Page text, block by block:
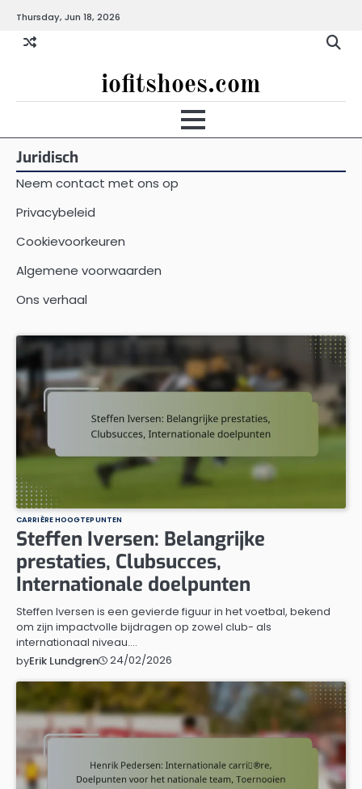
content
Thursday, Jun 18, 2026
iofitshoes.com
Juridisch
Neem contact met ons op
Privacybeleid
Cookievoorkeuren
Algemene voorwaarden
Ons verhaal
CARRIÈRE HOOGTEPUNTEN
Steffen Iversen: Belangrijke
prestaties, Clubsucces,
Internationale doelpunten
Steffen Iversen is een gevierde figuur in het voetbal, bekend
om zijn impactvolle bijdragen op zowel club- als
internationaal niveau.…
byErik Lundgren 24/02/2026